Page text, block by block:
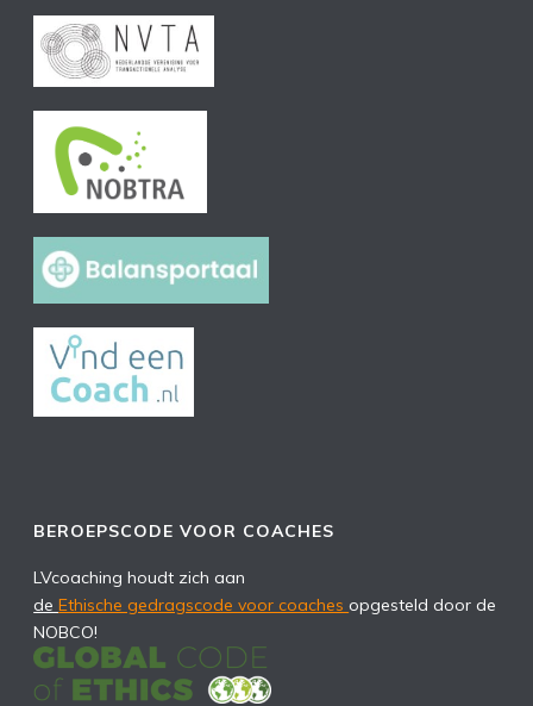
BEROEPSCODE VOOR COACHES
LVcoaching houdt zich aan
deEthische gedragscode voor coachesopgesteld door de
NOBCO!